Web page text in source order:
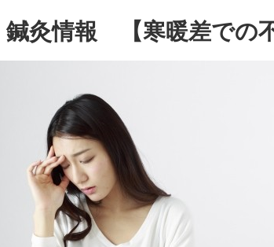
灸情報 【寒暖差での不